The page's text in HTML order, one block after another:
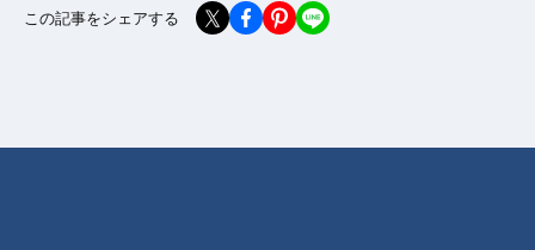
この記事をシェアする